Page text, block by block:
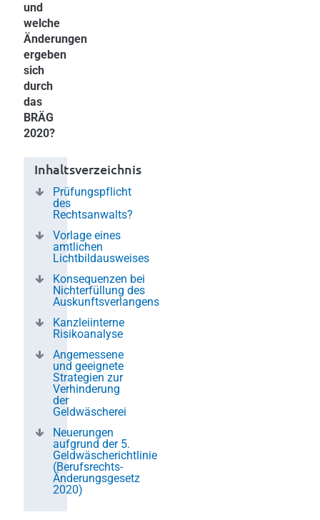
und
welche
Änderungen
ergeben
sich
durch
das
BRÄG
2020?
Inhaltsverzeichnis
Prüfungspflicht
des
Rechtsanwalts?
Vorlage eines
amtlichen
Lichtbildausweises
Konsequenzen bei
Nichterfüllung des
Auskunftsverlangens
Kanzleiinterne
Risikoanalyse
Angemessene
und geeignete
Strategien zur
Verhinderung
der
Geldwäscherei
Neuerungen
aufgrund der 5.
Geldwäscherichtlinie
(Berufsrechts-
Änderungsgesetz
2020)